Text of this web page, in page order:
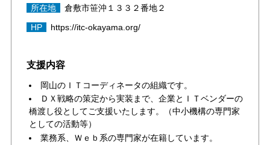
所在地
倉敷市笹沖１３３２番地２
HP
https://itc-okayama.org/
支援内容
岡山のＩＴコーディネータの組織です。
ＤＸ戦略の策定から実装まで、企業とＩＴベンダーの
橋渡し役としてご支援いたします。（中小機構の専門家
としての活動等）
業務系、Ｗｅｂ系の専門家が在籍しています。